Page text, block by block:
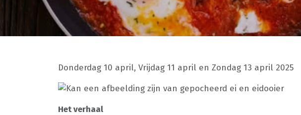
Donderdag 10 april, Vrijdag 11 april en Zondag 13 april 2025
Het verhaal